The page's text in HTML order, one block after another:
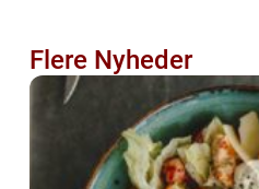
Flere Nyheder